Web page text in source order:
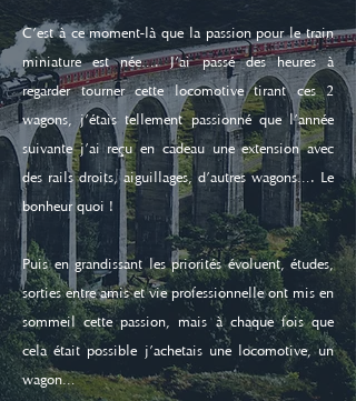
C’est à ce moment-là que la passion pour le train
miniature est née…. J’ai passé des heures à
regarder tourner cette locomotive tirant ces 2
wagons, j’étais tellement passionné que l’année
suivante j’ai reçu en cadeau une extension avec
des rails droits, aiguillages, d’autres wagons…. Le
bonheur quoi !
Puis en grandissant les priorités évoluent, études,
sorties entre amis et vie professionnelle ont mis en
sommeil cette passion, mais à chaque fois que
cela était possible j’achetais une locomotive, un
wagon…